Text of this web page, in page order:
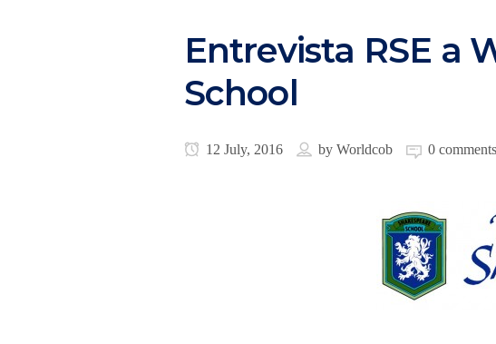
Entrevista RSE a
School
12 July, 2016 by Worldcob 0 comments